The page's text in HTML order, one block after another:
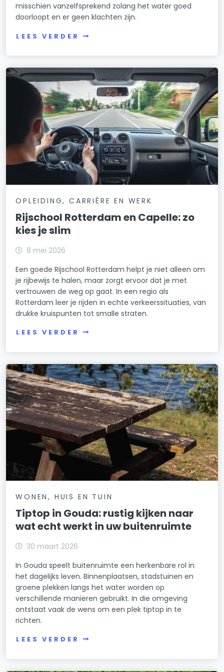
misschien vanzelfsprekend zolang het water goed
doorloopt en er geen klachten zijn.
LEES VERDER
OPLEIDING, CARRIÈRE EN WERK
Rijschool Rotterdam en Capelle: zo
kies je slim
8 mei 2026
Een goede Rijschool Rotterdam helpt je niet alleen om
je rijbewijs te halen, maar zorgt ervoor dat je met
vertrouwen de weg op gaat. In een regio als
Rotterdam leer je rijden in echte verkeerssituaties, van
drukke kruispunten tot smalle straten.
LEES VERDER
WONEN, HUIS EN TUIN
Tiptop in Gouda: rustig kijken naar
wat echt werkt in uw buitenruimte
30 maart 2026
In Gouda speelt buitenruimte een herkenbare rol in
het dagelijks leven. Binnenplaatsen, stadstuinen en
groene plekken langs het water worden op
verschillende manieren gebruikt. In die omgeving
ontstaat vaak de wens om een plek tiptop in te
richten.
LEES VERDER